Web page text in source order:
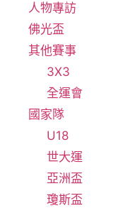
人物專訪
佛光盃
其他賽事
3X3
全運會
國家隊
U18
世大運
亞洲盃
瓊斯盃